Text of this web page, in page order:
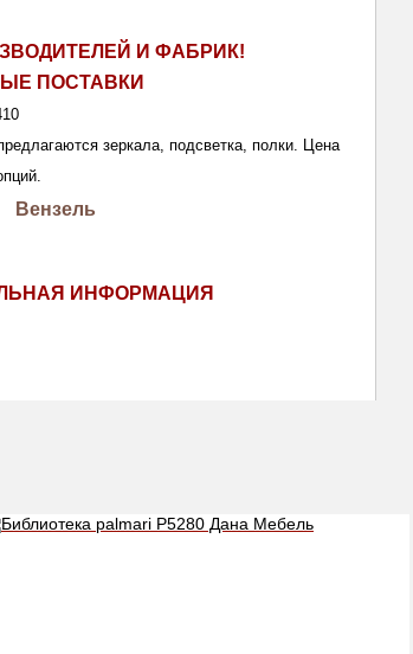
И ФАБРИК!
ПОСТАВКИ
зеркала, подсветка, полки. Цена
ИНФОРМАЦИЯ